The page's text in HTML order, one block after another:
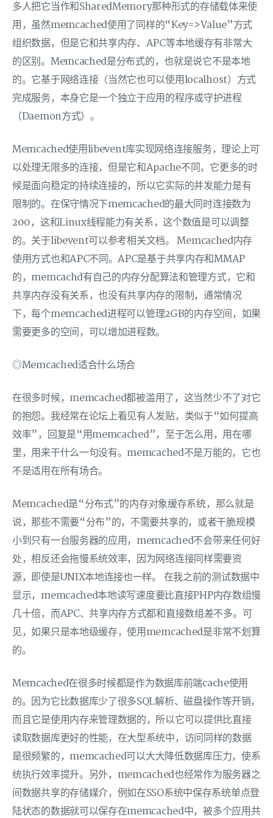
多人把它当作和SharedMemory那种形式的存储载体来使
用，虽然memcached使用了同样的“Key=>Value”方式
组织数据，但是它和共享内存、APC等本地缓存有非常大
的区别。Memcached是分布式的，也就是说它不是本地
的。它基于网络连接（当然它也可以使用localhost）方式
完成服务，本身它是一个独立于应用的程序或守护进程
（Daemon方式）。
Memcached使用libevent库实现网络连接服务，理论上可
以处理无限多的连接，但是它和Apache不同，它更多的时
候是面向稳定的持续连接的，所以它实际的并发能力是有
限制的。在保守情况下memcached的最大同时连接数为
200，这和Linux线程能力有关系，这个数值是可以调整
的。关于libevent可以参考相关文档。 Memcached内存
使用方式也和APC不同。APC是基于共享内存和MMAP
的，memcachd有自己的内存分配算法和管理方式，它和
共享内存没有关系，也没有共享内存的限制，通常情况
下，每个memcached进程可以管理2GB的内存空间，如果
需要更多的空间，可以增加进程数。
◎Memcached适合什么场合
在很多时候，memcached都被滥用了，这当然少不了对它
的抱怨。我经常在论坛上看见有人发贴，类似于“如何提高
效率”，回复是“用memcached”，至于怎么用，用在哪
里，用来干什么一句没有。memcached不是万能的，它也
不是适用在所有场合。
Memcached是“分布式”的内存对象缓存系统，那么就是
说，那些不需要“分布”的，不需要共享的，或者干脆规模
小到只有一台服务器的应用，memcached不会带来任何好
处，相反还会拖慢系统效率，因为网络连接同样需要资
源，即使是UNIX本地连接也一样。 在我之前的测试数据中
显示，memcached本地读写速度要比直接PHP内存数组慢
几十倍，而APC、共享内存方式都和直接数组差不多。可
见，如果只是本地级缓存，使用memcached是非常不划算
的。
Memcached在很多时候都是作为数据库前端cache使用
的。因为它比数据库少了很多SQL解析、磁盘操作等开销，
而且它是使用内存来管理数据的，所以它可以提供比直接
读取数据库更好的性能，在大型系统中，访问同样的数据
是很频繁的，memcached可以大大降低数据库压力，使系
统执行效率提升。另外，memcached也经常作为服务器之
间数据共享的存储媒介，例如在SSO系统中保存系统单点登
陆状态的数据就可以保存在memcached中，被多个应用共